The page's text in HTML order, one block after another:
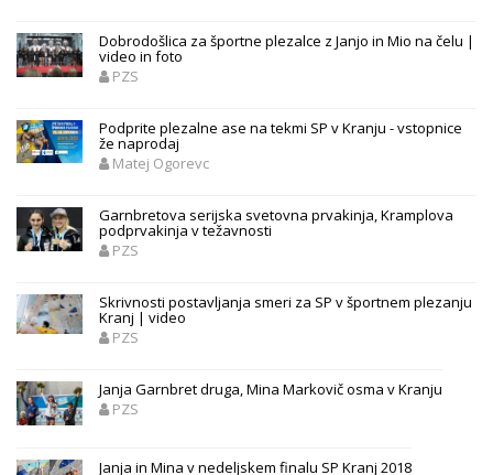
Dobrodošlica za športne plezalce z Janjo in Mio na čelu |
video in foto
PZS
Podprite plezalne ase na tekmi SP v Kranju - vstopnice
že naprodaj
Matej Ogorevc
Garnbretova serijska svetovna prvakinja, Kramplova
podprvakinja v težavnosti
PZS
Skrivnosti postavljanja smeri za SP v športnem plezanju
Kranj | video
PZS
Janja Garnbret druga, Mina Markovič osma v Kranju
PZS
Janja in Mina v nedeljskem finalu SP Kranj 2018